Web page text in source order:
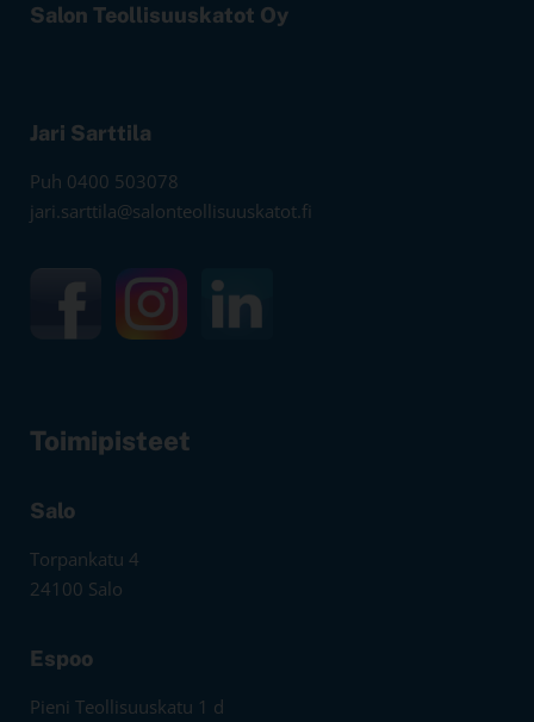
Salon Teollisuuskatot Oy
Jari Sarttila
Puh 0400 503078
jari.sarttila@salonteollisuuskatot.fi
Toimipisteet
Salo
Torpankatu 4
24100 Salo
Espoo
Pieni Teollisuuskatu 1 d